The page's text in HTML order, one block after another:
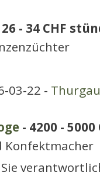
26 - 34 CHF
03-22 - Thurgau
- 4200 -
Konfektmacher